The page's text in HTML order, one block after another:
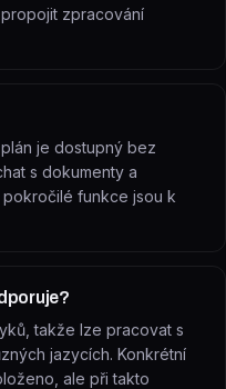
zpracování
je dostupný bez
s dokumenty a
funkce jsou k
takže lze pracovat s
jazycích. Konkrétní
ale při takto